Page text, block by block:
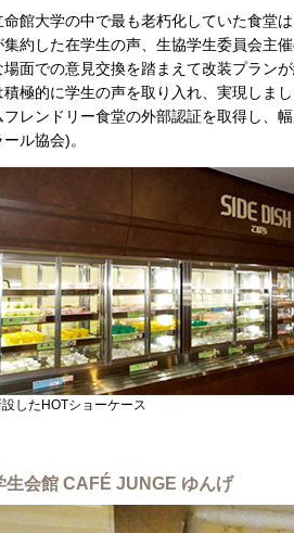
命館大学の中で最も老朽化していた食堂
集約した在学生の声、生協学生委員会主
場面での意見交換を踏まえて改装プラン
積極的に学生の声を取り入れ、実現しま
フレンドリー食堂の外部認証を取得し、
ール協会)。
したHOTショーケース
生会館 CAFÉ JUNGE ゆんげ